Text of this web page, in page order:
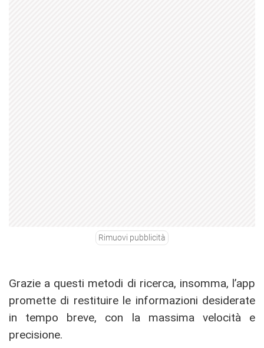
Rimuovi pubblicità
Grazie a questi metodi di ricerca, insomma, l’app
promette di restituire le informazioni desiderate
in tempo breve, con la massima velocità e
precisione.